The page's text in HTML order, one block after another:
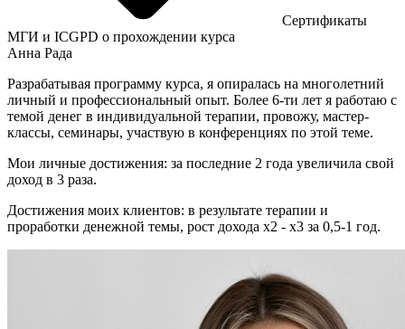
Сертификаты
МГИ и ICGPD о прохождении курса
Анна Рада
Разрабатывая программу курса, я опиралась на многолетний
личный и профессиональный опыт. Более 6-ти лет я работаю с
темой денег в индивидуальной терапии, провожу, мастер-
классы, семинары, участвую в конференциях по этой теме.
Мои личные достижения: за последние 2 года увеличила свой
доход в 3 раза.
Достижения моих клиентов: в результате терапии и
проработки денежной темы, рост дохода х2 - х3 за 0,5-1 год.